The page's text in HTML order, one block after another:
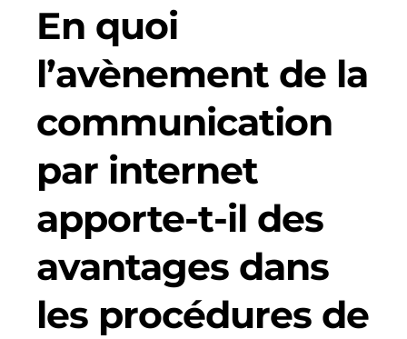
En quoi
l’avènement de la
communication
par internet
apporte-t-il des
avantages dans
les procédures de